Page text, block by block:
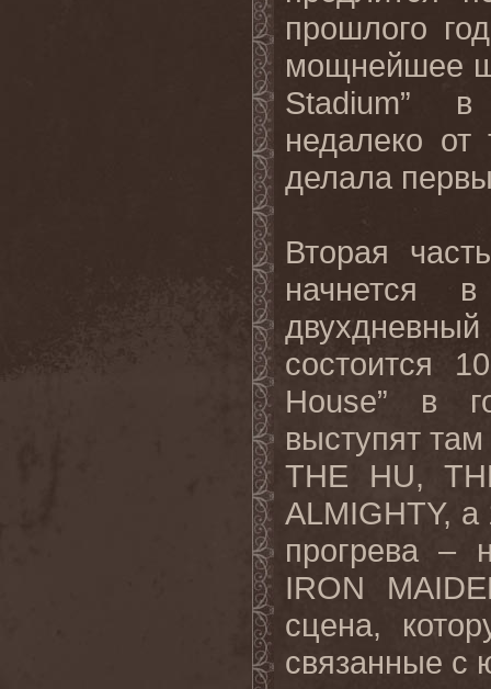
прошлого
мощнейшее
Stadium” в
недалеко от
делала
Вторая
начнется
состоится
House” в
выступят
THE
HU,
ALMIGHTY, а
прогрева –
IRON
сцена,
связанные с